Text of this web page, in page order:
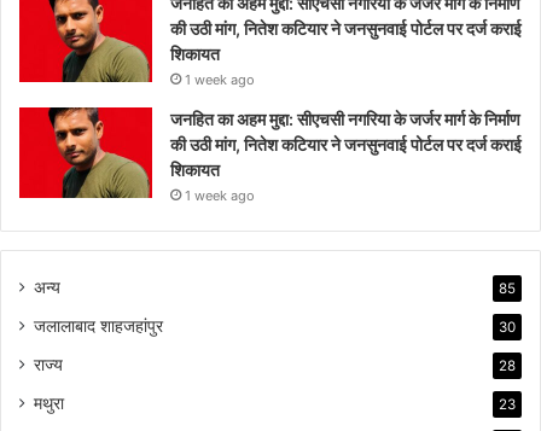
की उठी मांग, नितेश कटियार ने जनसुनवाई पोर्टल पर दर्ज कराई
शिकायत
1 week ago
जनहित का अहम मुद्दा: सीएचसी नगरिया के जर्जर मार्ग के निर्माण
की उठी मांग, नितेश कटियार ने जनसुनवाई पोर्टल पर दर्ज कराई
शिकायत
1 week ago
अन्य 85
जलालाबाद शाहजहांपुर 30
राज्य 28
मथुरा 23